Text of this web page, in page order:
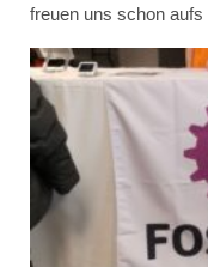
freuen uns schon